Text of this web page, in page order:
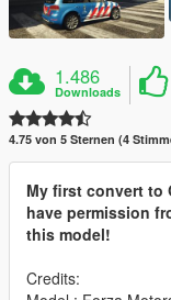
1.486
Downloads
4.75 von 5 Sternen (4
My first convert to
have permission
this model!
Credits: